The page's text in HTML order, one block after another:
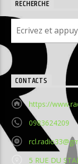
RECHERCHE
CONTACTS
https://
0983624209
5 RUE DU